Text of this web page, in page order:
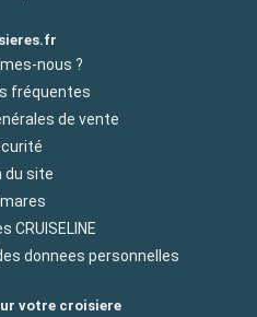
nous ?
fréquentes
de vente
du site
CRUISELINE
donnees personnelles
votre croisiere